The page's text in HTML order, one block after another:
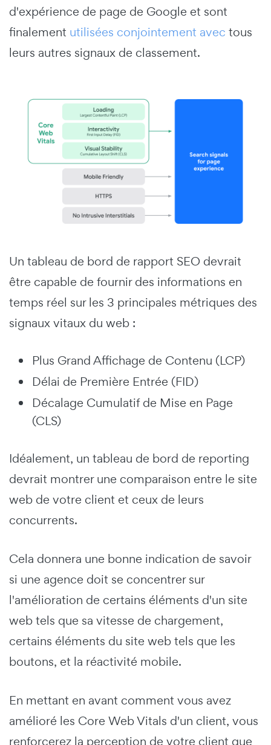
d'expérience de page de Google et sont
finalement utilisées conjointement avec tous
leurs autres signaux de classement.
Un tableau de bord de rapport SEO devrait
être capable de fournir des informations en
temps réel sur les 3 principales métriques des
signaux vitaux du web :
Plus Grand Affichage de Contenu (LCP)
Délai de Première Entrée (FID)
Décalage Cumulatif de Mise en Page
(CLS)
Idéalement, un tableau de bord de reporting
devrait montrer une comparaison entre le site
web de votre client et ceux de leurs
concurrents.
Cela donnera une bonne indication de savoir
si une agence doit se concentrer sur
l'amélioration de certains éléments d'un site
web tels que sa vitesse de chargement,
certains éléments du site web tels que les
boutons, et la réactivité mobile.
En mettant en avant comment vous avez
amélioré les Core Web Vitals d'un client, vous
renforcerez la perception de votre client que